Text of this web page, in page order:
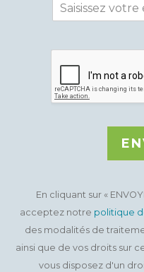
En cliquant sur «
acceptez notre politique
des modalités de
ainsi que de vos droits sur
vous disposez d'un